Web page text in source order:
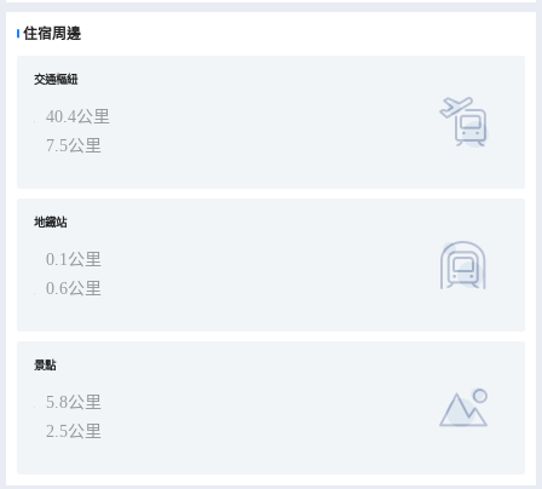
住宿周邊
交通樞紐
40.4公里
7.5公里
地鐵站
0.1公里
0.6公里
景點
5.8公里
2.5公里